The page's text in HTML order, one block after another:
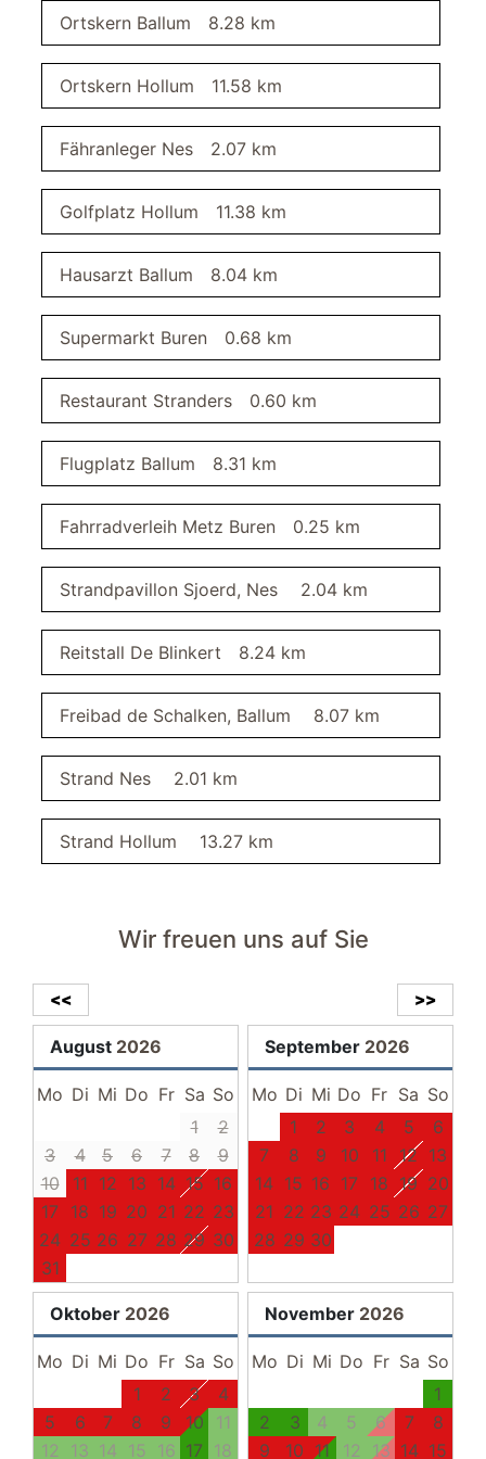
Wohnbereich
Fußbodenheizung
Fernseher
SAT/Kabel-TV
Balkon
Waschmaschine
Küche
Mikrowelle
Herd
Küchenzeile
Kühlschrank mit Gefrierfach
Geschirr
Kühlschrank
Spülmaschine
Backofen
Kaffeemaschine
Küche
Geschirr und Besteck
Badezimmer
Fußbodenheizung
Dusche
Spiegel
Sauna
Whirlpool
Fön
WC
Garderobe
Terrasse
Liegen
Gartenmöbel
Schlafzimmer II
Boxspringbett 180 x 200 Meter
Kleiderschrank
Balkon
Balkonmöbel
Essbereich
Esszimmerstühle
Esstisch
kostenfreier PKW-Stellplatz
Ortskern Ballum 8.28 km
Ortskern Hollum 11.58 km
Fähranleger Nes 2.07 km
Golfplatz Hollum 11.38 km
Hausarzt Ballum 8.04 km
Supermarkt Buren 0.68 km
Restaurant Stranders 0.60 km
Flugplatz Ballum 8.31 km
Fahrradverleih Metz Buren 0.25 km
Strandpavillon Sjoerd, Nes 2.04 km
Reitstall De Blinkert 8.24 km
Freibad de Schalken, Ballum 8.07 km
Strand Nes 2.01 km
Strand Hollum 13.27 km
Wir freuen uns auf Sie
>>
<<
August 2026
Mo Di Mi Do Fr Sa So
1
2
3
4 5 6 7 8
9
10
11 12 13 14 15 16
17 18 19 20 21 22 23
24 25 26 27 28 29 30
31
September 2026
Mo Di Mi Do Fr Sa So
1
2 3 4 5
6
7
8 9 10 11 12 13
14 15 16 17 18 19 20
21 22 23 24 25 26 27
28 29 30
Oktober 2026
Mo Di Mi Do Fr Sa So
1
2 3
4
5
6 7 8 9 10
11
12
13 14 15 16 17 18
November 2026
Mo Di Mi Do Fr Sa So
1
2
3 4 5 6 7
8
9
10 11 12 13 14 15